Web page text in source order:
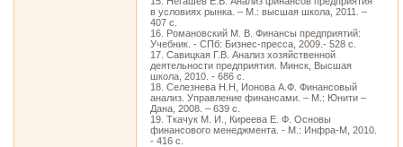
в условиях рынка. – М.: высшая школа, 2011. –
407 с.
16. Романовский М. В. Финансы предприятий:
Учебник. - СПб: Бизнес-пресса, 2009.- 528 с.
17. Савицкая Г.В. Анализ хозяйственной
деятельности предприятия. Минск, Высшая
школа, 2010. - 686 с.
18. Селезнева Н.Н, Ионова А.Ф. Финансовый
анализ. Управление финансами. – М.: Юнити –
Дана, 2008. – 639 с.
19. Ткачук М. И., Киреева Е. Ф. Основы
финансового менеджмента. - М.: Инфра-М, 2010.
- 416 с.